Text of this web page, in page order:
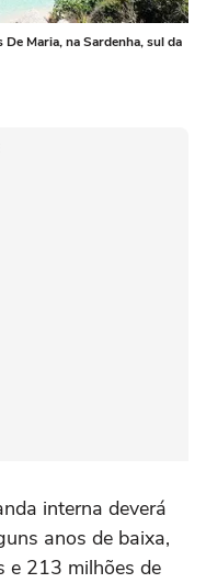
De Maria, na Sardenha, sul da
interna deverá
anos de baixa,
e 213 milhões de